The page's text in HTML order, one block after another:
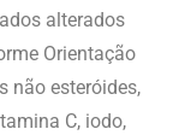
alterados
Orientação
não esteróides,
C, iodo,